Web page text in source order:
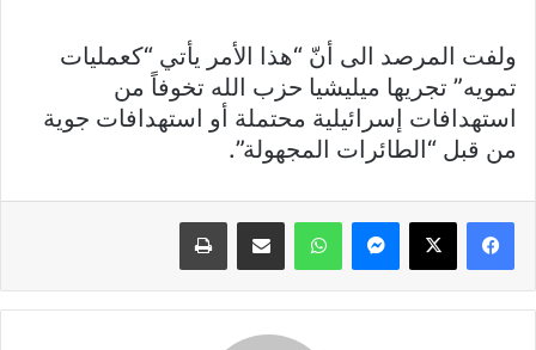
ولفت المرصد الى أنّ “هذا الأمر يأتي “كعمليات
تمويه” تجريها ميليشيا حزب الله تخوفاً من
استهدافات إسرائيلية محتملة أو استهدافات جوية
من قبل “الطائرات المجهولة”.
فيسبوك X ماسنجر واتساب مشاركة عبر البريد طباعة